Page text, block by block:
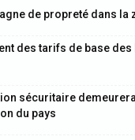
de propreté dans la
des tarifs de base
sécuritaire
du pays